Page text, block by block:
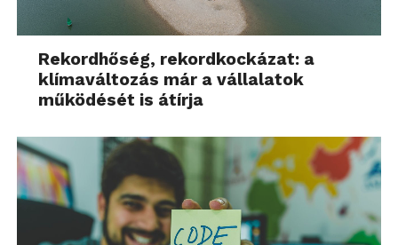
Rekordhőség, rekordkockázat: a
klímaváltozás már a vállalatok
működését is átírja